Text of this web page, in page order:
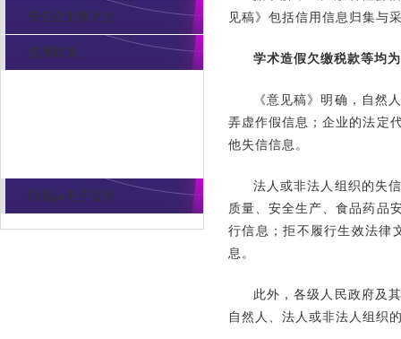
失信企业曝光台
信用政策
联系pa电子官网
见稿》包括信用信息归集与
学术造假欠缴税款等均
《意见稿》明确，自然
弄虚作假信息；企业的法定
他失信信息。
法人或非法人组织的失
质量、安全生产、食品药品
行信息；拒不履行生效法律
息。
此外，各级人民政府及
自然人、法人或非法人组织